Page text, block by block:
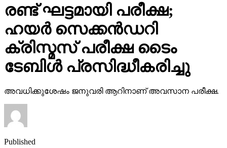
രണ്ട് ഘട്ടമായി പരീക്ഷ;
ഹയര്‍ സെക്കന്‍ഡറി
ക്രിസ്മസ് പരീക്ഷ ടൈം
ടേബിള്‍ പ്രസിദ്ധീകരിച്ചു
അവധിക്കുശേഷം ജനുവരി ആറിനാണ് അവസാന പരീക്ഷ.
Published